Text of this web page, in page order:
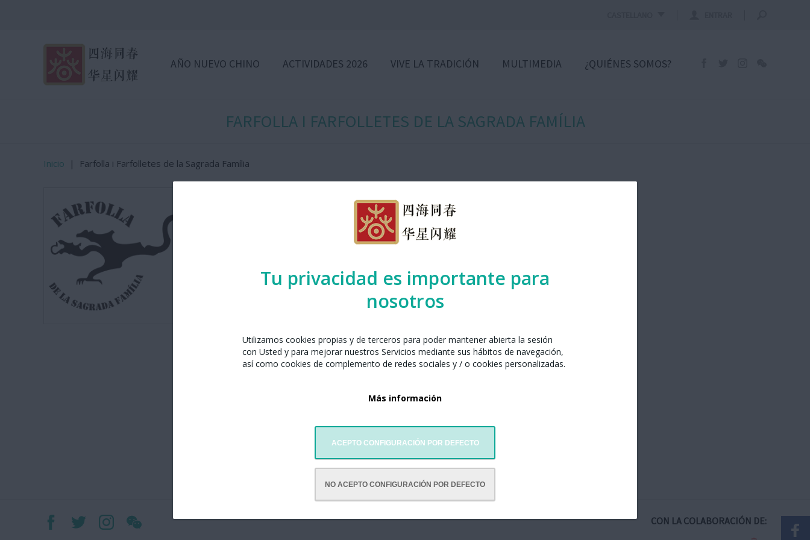
Tu privacidad es importante para
nosotros
Utilizamos cookies propias y de terceros para poder mantener abierta la sesión
con Usted y para mejorar nuestros Servicios mediante sus hábitos de navegación,
así como cookies de complemento de redes sociales y / o cookies personalizadas.
Más información
ACEPTO CONFIGURACIÓN POR DEFECTO
NO ACEPTO CONFIGURACIÓN POR DEFECTO
AÑO NUEVO CHINO ACTIVIDADES 2026 VIVE LA TRADICIÓN MULTIMEDIA ¿QUIÉNES SOMOS?
FARFOLLA I FARFOLLETES DE LA SAGRADA FAMÍLIA
Inicio | Farfolla i Farfolletes de la Sagrada Família
CON LA COLABORACIÓN DE: